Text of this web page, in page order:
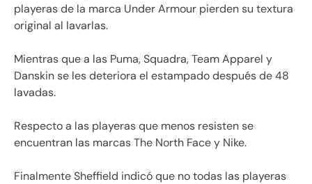
playeras de la marca Under Armour pierden su textura
original al lavarlas.
Mientras que a las Puma, Squadra, Team Apparel y
Danskin se les deteriora el estampado después de 48
lavadas.
Respecto a las playeras que menos resisten se
encuentran las marcas The North Face y Nike.
Finalmente Sheffield indicó que no todas las playeras